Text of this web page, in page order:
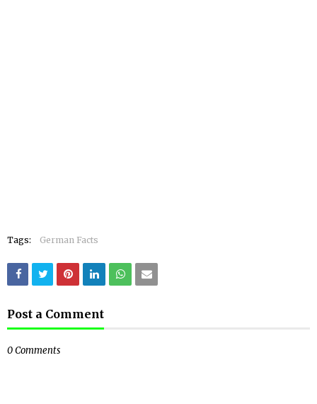
Tags: German Facts
Post a Comment
0 Comments